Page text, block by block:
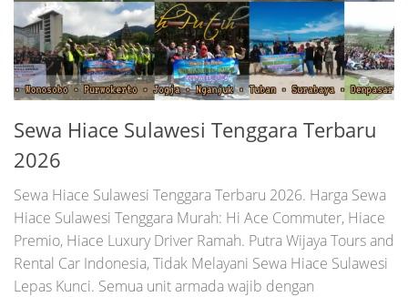
Sewa Hiace Sulawesi Tenggara Terbaru
2026
Sewa Hiace Sulawesi Tenggara Terbaru 2026. Harga Sewa
Hiace Sulawesi Tenggara Murah: Hi Ace Commuter, Hiace
Premio, Hiace Luxury Driver Ramah. Putra Wijaya Tours and
Rental Car Indonesia, Tidak Melayani Sewa Hiace Sulawesi
Lepas Kunci. Semua unit armada wajib dengan